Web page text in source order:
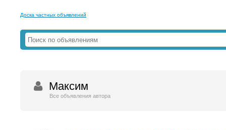
Доска частных объявлений
Максим
Все объявления автора